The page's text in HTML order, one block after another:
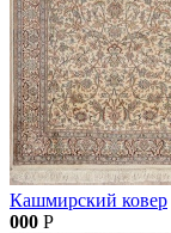
Кашмирский ковер
000 Р